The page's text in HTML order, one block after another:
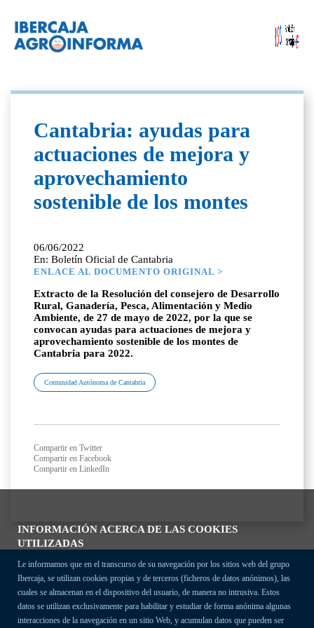
INFORMACIÓN ACERCA DE LAS COOKIES
UTILIZADAS
Le informamos que en el transcurso de su navegación por los sitios web del grupo
Ibercaja, se utilizan cookies propias y de terceros (ficheros de datos anónimos), las
cuales se almacenan en el dispositivo del usuario, de manera no intrusiva. Estos
datos se utilizan exclusivamente para habilitar y estudiar de forma anónima algunas
interacciones de la navegación en un sitio Web, y acumulan datos que pueden ser
Cantabria: ayudas para
actuaciones de mejora y
aprovechamiento
sostenible de los montes
06/06/2022
En: Boletín Oficial de Cantabria
ENLACE AL DOCUMENTO ORIGINAL >
Extracto de la Resolución del consejero de Desarrollo
Rural, Ganadería, Pesca, Alimentación y Medio
Ambiente, de 27 de mayo de 2022, por la que se
convocan ayudas para actuaciones de mejora y
aprovechamiento sostenible de los montes de
Cantabria para 2022.
Comunidad Autónoma de Cantabria
Compartir en Twitter
Compartir en Facebook
Compartir en LinkedIn